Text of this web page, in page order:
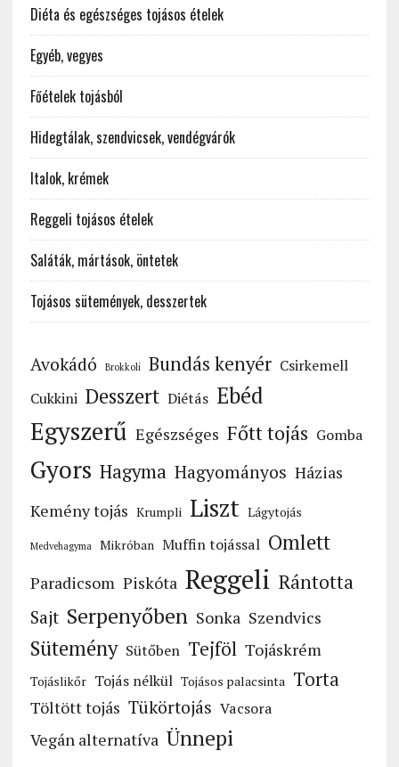
Diéta és egészséges tojásos ételek
Egyéb, vegyes
Főételek tojásból
Hidegtálak, szendvicsek, vendégvárók
Italok, krémek
Reggeli tojásos ételek
Saláták, mártások, öntetek
Tojásos sütemények, desszertek
Avokádó Brokkoli Bundás kenyér Csirkemell
Cukkini Desszert Diétás Ebéd
Egyszerű Egészséges Főtt tojás Gomba
Gyors Hagyma Hagyományos Házias
Kemény tojás Krumpli Liszt Lágytojás
Medvehagyma Mikróban Muffin tojással Omlett
Paradicsom Piskóta Reggeli Rántotta
Sajt Serpenyőben Sonka Szendvics
Sütemény Sütőben Tejföl Tojáskrém
Tojáslikőr Tojás nélkül Tojásos palacsinta Torta
Töltött tojás Tükörtojás Vacsora
Vegán alternatíva Ünnepi